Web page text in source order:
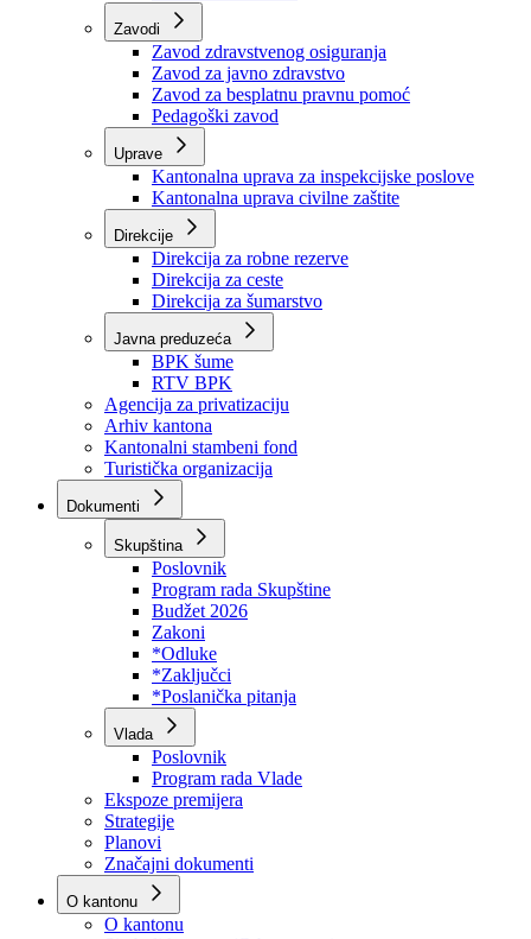
Centar za socijalni rad
Dom za stara i iznemogla lica
Kantonalna bolnica
Zavodi
Zavod zdravstvenog osiguranja
Zavod za javno zdravstvo
Zavod za besplatnu pravnu pomoć
Pedagoški zavod
Kantonalna uprava za inspekcijske poslove
Kantonalna uprava civilne zaštite
Direkcije
Direkcija za robne rezerve
Direkcija za ceste
Direkcija za šumarstvo
Javna preduzeća
BPK šume
RTV BPK
Agencija za privatizaciju
Arhiv kantona
Kantonalni stambeni fond
Turistička organizacija
Dokumenti
Skupština
Poslovnik
Program rada Skupštine
Budžet 2026
Zakoni
*Odluke
*Zaključci
*Poslanička pitanja
Vlada
Poslovnik
Program rada Vlade
Ekspoze premijera
Strategije
Planovi
Značajni dokumenti